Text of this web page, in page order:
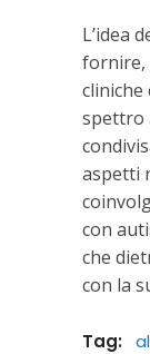
L’idea
fornire,
cliniche
spettro
aspetti
con
che
con la
Tag: